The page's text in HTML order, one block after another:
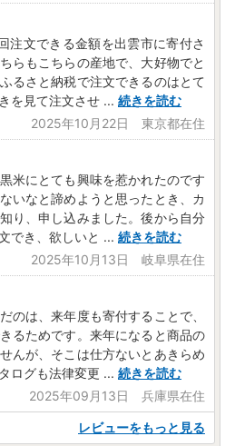
注文できる金額を出雲市に寄付さ
らもこちらの産地で、大好物でと
るさと納税で注文できるのはとて
を見て注文させ ... 続きを読む
2025年10月22日 東京都在住
米にとても興味を惹かれたのです
いなと諦めようと思ったとき、カ
り、申し込みました。後から自分
でき、欲しいと ... 続きを読む
2025年10月13日 岐阜県在住
のは、来年度も寄付することで、
るためです。来年になると商品の
んが、そこは仕方ないとあきらめ
ログも法律変更 ... 続きを読む
2025年09月13日 兵庫県在住
レビューをもっと見る